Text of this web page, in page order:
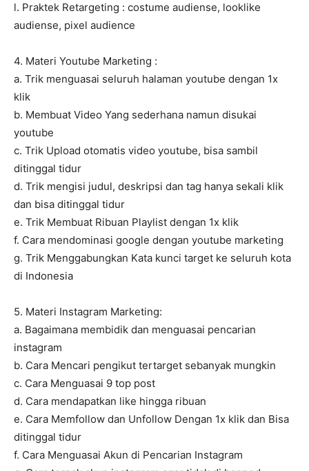
l. Praktek Retargeting : costume audiense, looklike
audiense, pixel audience
4. Materi Youtube Marketing :
a. Trik menguasai seluruh halaman youtube dengan 1x
klik
b. Membuat Video Yang sederhana namun disukai
youtube
c. Trik Upload otomatis video youtube, bisa sambil
ditinggal tidur
d. Trik mengisi judul, deskripsi dan tag hanya sekali klik
dan bisa ditinggal tidur
e. Trik Membuat Ribuan Playlist dengan 1x klik
f. Cara mendominasi google dengan youtube marketing
g. Trik Menggabungkan Kata kunci target ke seluruh kota
di Indonesia
5. Materi Instagram Marketing:
a. Bagaimana membidik dan menguasai pencarian
instagram
b. Cara Mencari pengikut tertarget sebanyak mungkin
c. Cara Menguasai 9 top post
d. Cara mendapatkan like hingga ribuan
e. Cara Memfollow dan Unfollow Dengan 1x klik dan Bisa
ditinggal tidur
f. Cara Menguasai Akun di Pencarian Instagram